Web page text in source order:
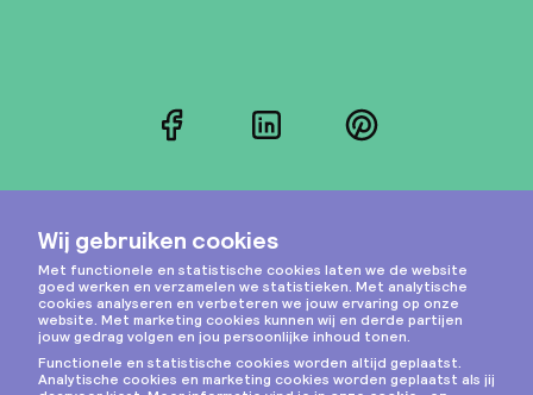
FacebookLinkedInPinterest
Instagram